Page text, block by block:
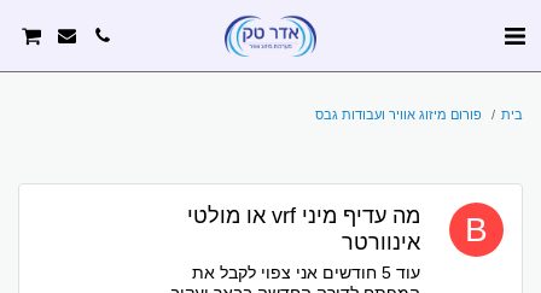
בית פורום מיזוג אוויר ועבודות גבס
מה עדיף מיני vrf או מולטי
אינוורטר
עוד 5 חודשים אני צפוי לקבל את